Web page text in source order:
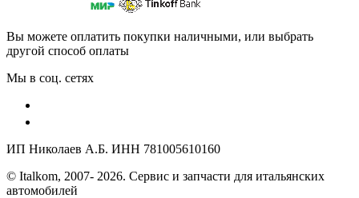
Вы можете оплатить покупки наличными, или выбрать
другой способ оплаты
Мы в соц. сетях
ИП Николаев А.Б. ИНН 781005610160
© Italkom, 2007- 2026. Сервис и запчасти для итальянских
автомобилей